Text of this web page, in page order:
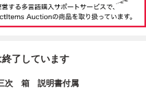
了しています
次 箱 説明書付属